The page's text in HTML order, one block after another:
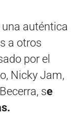
una auténtica
a otros
por el
Nicky Jam,
se